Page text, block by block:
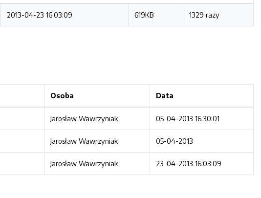
2013-04-23 16:03:09 619KB 1329 razy
Osoba Data
Jarosław Wawrzyniak 05-04-2013 16:30:01
Jarosław Wawrzyniak 05-04-2013
Jarosław Wawrzyniak 23-04-2013 16:03:09